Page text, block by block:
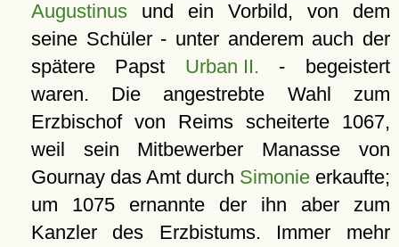
Augustinusund ein Vorbild, von dem
seine Schüler - unter anderem auch der
spätere Papst Urban II. - begeistert
waren. Die angestrebte Wahl zum
Erzbischof von Reims scheiterte 1067,
weil sein Mitbewerber Manasse von
Gournay das Amt durch Simonieerkaufte;
um 1075 ernannte der ihn aber zum
Kanzler des Erzbistums. Immer mehr